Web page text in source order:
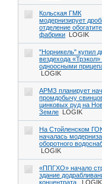
Кольская ГМК
модернизирует
отделение
фабрики LOGIK
"Норникель" купил
вездехода «Трэкол»
одноосными
LOGIK
АРМЗ планирует
промдобычу
цинковых руд на
Земле LOGIK
На Стойленском
началась
оборотного
LOGIK
«ППГХО» начало
здание
концентрата.
LOGIK